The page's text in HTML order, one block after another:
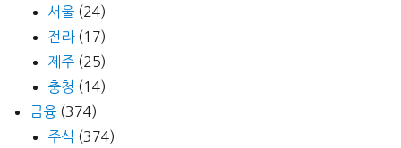
서울 (24)
전라(17)
제주 (25)
충청 (14)
금융 (374)
주식 (374)